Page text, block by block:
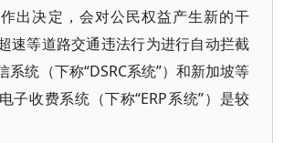
出决定，会对公民权益产生新的干
速等道路交通违法行为进行自动拦截
系统（下称“DSRC系统”）和新加坡等
子收费系统（下称“ERP系统”）是较